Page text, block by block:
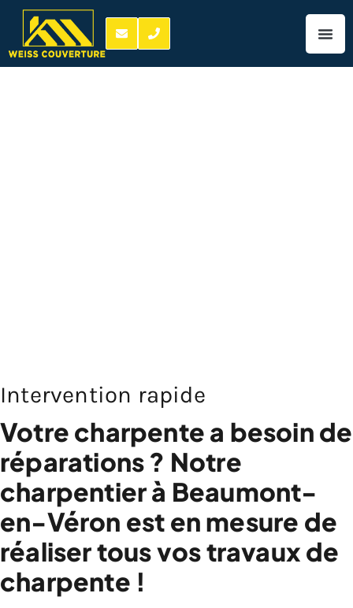
Intervention rapide
Votre charpente a besoin de
réparations ? Notre
charpentier à Beaumont-
en-Véron est en mesure de
réaliser tous vos travaux de
charpente !